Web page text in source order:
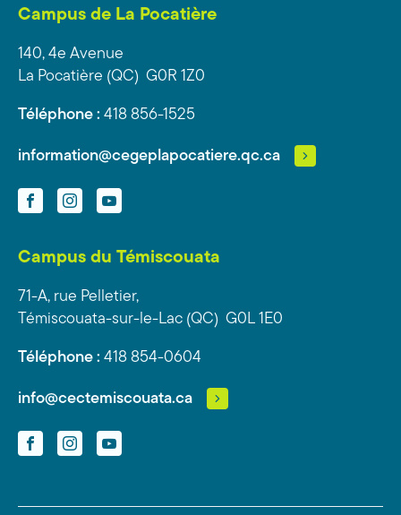
Campus de La Pocatière
140, 4e Avenue
La Pocatière (QC) G0R 1Z0
Téléphone : 418 856-1525
information@cegeplapocatiere.qc.ca
FacebookInstagramYouTube
Campus du Témiscouata
71-A, rue Pelletier,
Témiscouata-sur-le-Lac (QC) G0L 1E0
Téléphone : 418 854-0604
info@cectemiscouata.ca
FacebookInstagramYouTube